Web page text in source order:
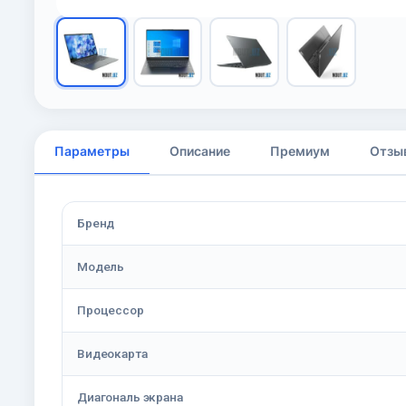
Параметры Описание Премиум
Бренд
Модель
Процессор
Видеокарта
Диагональ экрана